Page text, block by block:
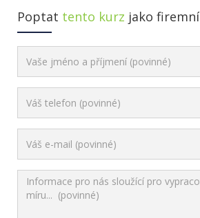
Poptat tento kurz jako firemní